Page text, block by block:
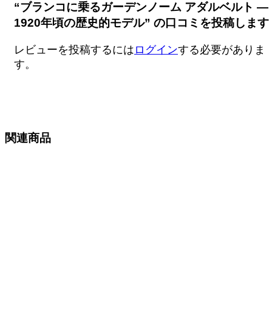
“ブランコに乗るガーデンノーム アダルベルト ―
1920年頃の歴史的モデル” の口コミを投稿します
レビューを投稿するには ログインする必要がありま
す。
関連商品